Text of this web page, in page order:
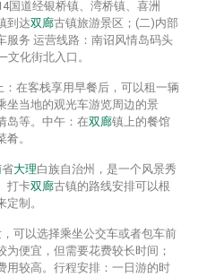
国道经银桥镇、湾桥镇、喜洲
到达双廊古镇旅游景区；(二)内部
服务 运营线路：南诏风情岛码头
化街北入口。
：在客栈享用早餐后，可以租一辆
坐当地的观光车游览周边的景
岛等。中午：在双廊镇上的餐馆
肴。
省大理白族自治州，是一个风景秀
打卡双廊古镇的路线安排可以根
制。
可以选择乘坐公交车或者包车前
为便宜，但需要花费较长时间；
用较高。行程安排：一日游的时